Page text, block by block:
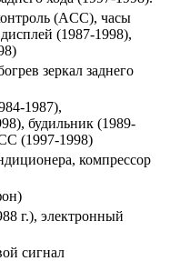
(ACC), часы
(1987-1998),
зеркал заднего
1987),
будильник (1989-
(1997-1998)
компрессор
г.), электронный
сигнал